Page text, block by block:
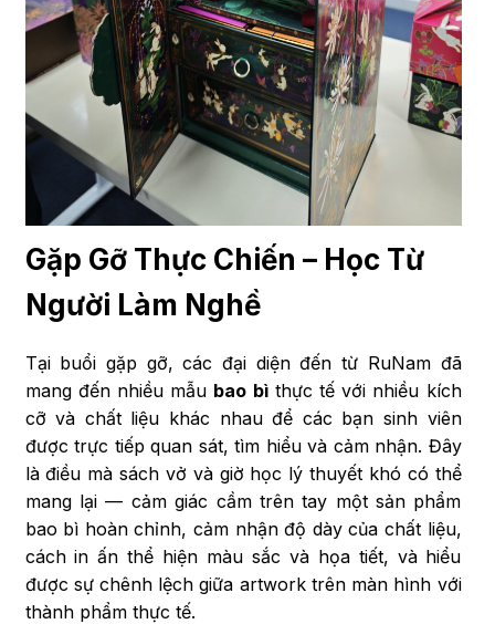
Gặp Gỡ Thực Chiến – Học Từ
Người Làm Nghề
Tại buổi gặp gỡ, các đại diện đến từ RuNam đã
mang đến nhiều mẫu bao bìthực tế với nhiều kích
cỡ và chất liệu khác nhau để các bạn sinh viên
được trực tiếp quan sát, tìm hiểu và cảm nhận. Đây
là điều mà sách vở và giờ học lý thuyết khó có thể
mang lại — cảm giác cầm trên tay một sản phẩm
bao bì hoàn chỉnh, cảm nhận độ dày của chất liệu,
cách in ấn thể hiện màu sắc và họa tiết, và hiểu
được sự chênh lệch giữa artwork trên màn hình với
thành phẩm thực tế.